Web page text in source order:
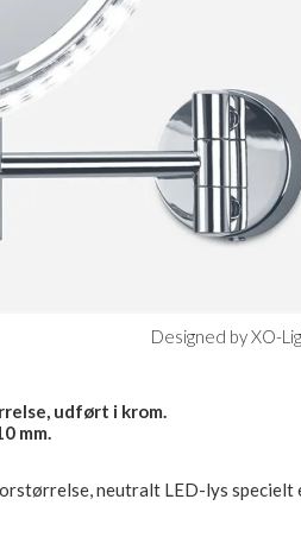
Designed by XO-
udført i krom.
mm.
neutralt LED-lys specielt